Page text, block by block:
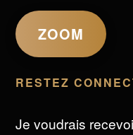
ZOOM
RESTEZ
Je voudrais